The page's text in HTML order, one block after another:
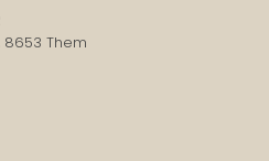
8653 Them